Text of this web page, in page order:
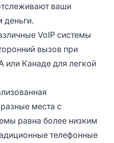
ваши
деньги.
VoIP системы
вызов при
Канаде для легкой
места с
равна более низким
телефонные